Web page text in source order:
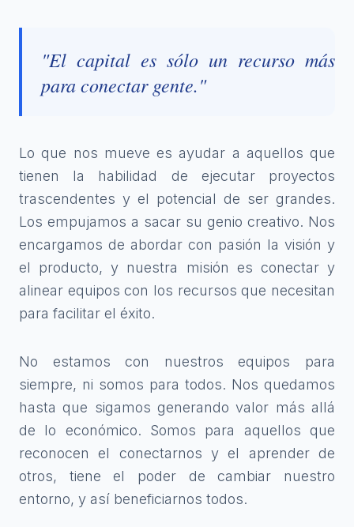
"El capital es sólo un recurso más
para conectar gente."
Lo que nos mueve es ayudar a aquellos que
tienen la habilidad de ejecutar proyectos
trascendentes y el potencial de ser grandes.
Los empujamos a sacar su genio creativo. Nos
encargamos de abordar con pasión la visión y
el producto, y nuestra misión es conectar y
alinear equipos con los recursos que necesitan
para facilitar el éxito.
No estamos con nuestros equipos para
siempre, ni somos para todos. Nos quedamos
hasta que sigamos generando valor más allá
de lo económico. Somos para aquellos que
reconocen el conectarnos y el aprender de
otros, tiene el poder de cambiar nuestro
entorno, y así beneficiarnos todos.